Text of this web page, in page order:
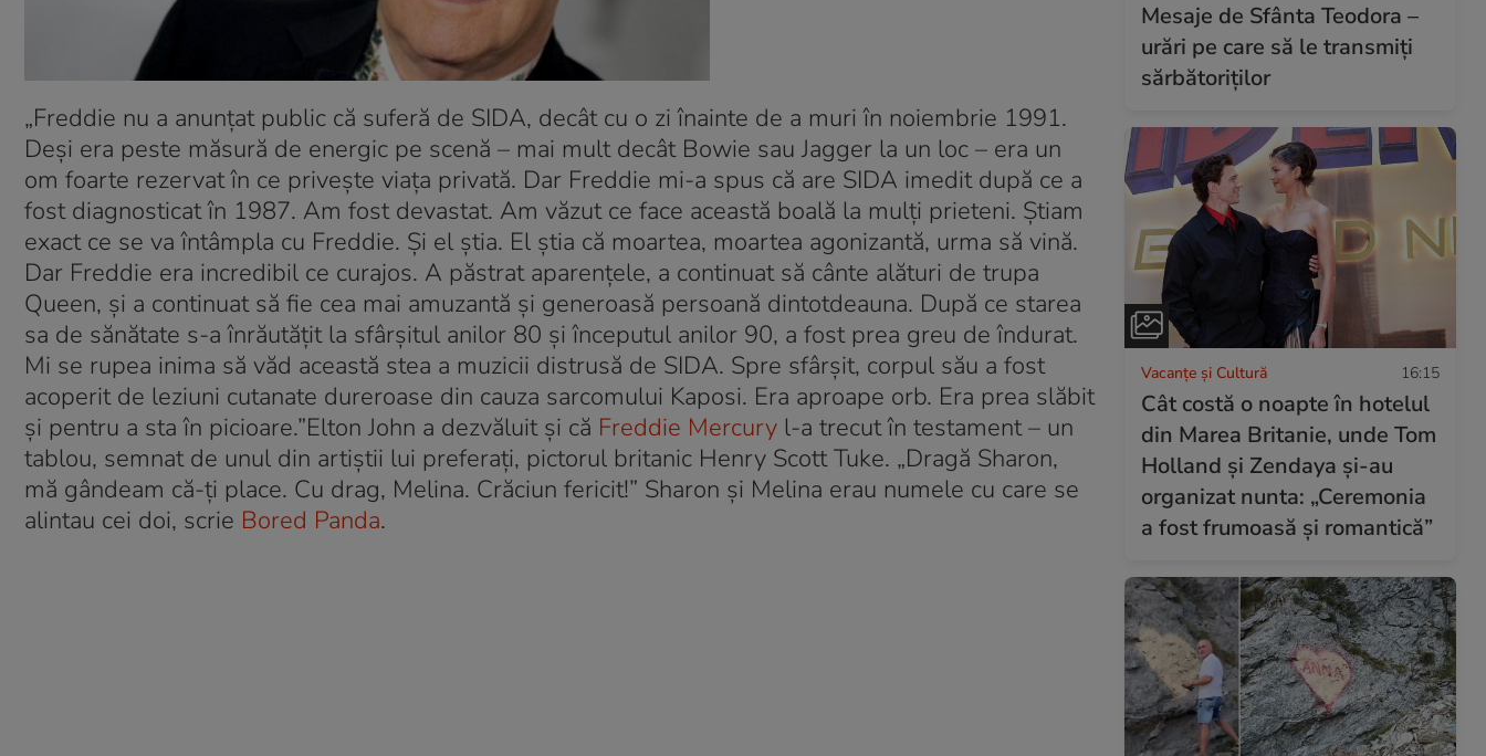
„Freddie nu a anunțat public că suferă de SIDA, decât cu o zi înainte de a muri în noiembrie 1991.
Deși era peste măsură de energic pe scenă – mai mult decât Bowie sau Jagger la un loc – era un
om foarte rezervat în ce privește viața privată. Dar Freddie mi-a spus că are SIDA imedit după ce a
fost diagnosticat în 1987. Am fost devastat. Am văzut ce face această boală la mulți prieteni. Știam
exact ce se va întâmpla cu Freddie. Și el știa. El știa că moartea, moartea agonizantă, urma să vină.
Dar Freddie era incredibil ce curajos. A păstrat aparențele, a continuat să cânte alături de trupa
Queen, și a continuat să fie cea mai amuzantă și generoasă persoană dintotdeauna. După ce starea
sa de sănătate s-a înrăutățit la sfârșitul anilor 80 și începutul anilor 90, a fost prea greu de îndurat.
Mi se rupea inima să văd această stea a muzicii distrusă de SIDA. Spre sfârșit, corpul său a fost
acoperit de leziuni cutanate dureroase din cauza sarcomului Kaposi. Era aproape orb. Era prea slăbit
și pentru a sta în picioare.”Elton John a dezvăluit și că Freddie Mercury l-a trecut în testament – un
tablou, semnat de unul din artiștii lui preferați, pictorul britanic Henry Scott Tuke. „Dragă Sharon,
mă gândeam că-ți place. Cu drag, Melina. Crăciun fericit!” Sharon și Melina erau numele cu care se
alintau cei doi, scrie Bored Panda.
Mesaje de Sfânta Teodora –
urări pe care să le transmiți
sărbătoriților
Vacanțe și Cultură 16:15
Cât costă o noapte în hotelul
din Marea Britanie, unde Tom
Holland și Zendaya și-au
organizat nunta: „Ceremonia
a fost frumoasă și romantică”